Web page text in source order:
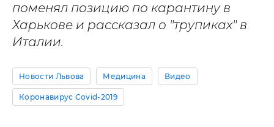
поменял позицию по карантину в
Харькове и рассказал о "трупиках" в
Италии.
Новости Львова Медицина Видео
Коронавирус Covid-2019